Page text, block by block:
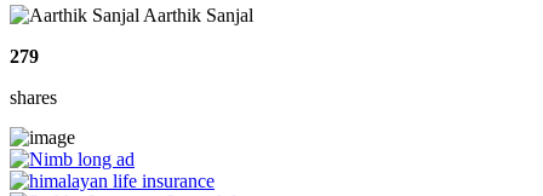
Aarthik Sanjal
279
shares